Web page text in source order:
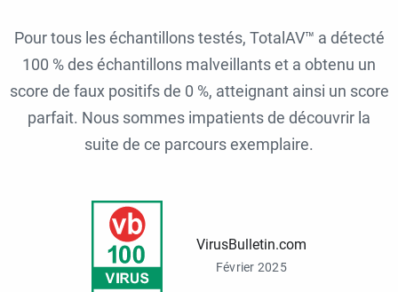
Pour tous les échantillons testés, TotalAV™ a détecté
100 % des échantillons malveillants et a obtenu un
score de faux positifs de 0 %, atteignant ainsi un score
parfait. Nous sommes impatients de découvrir la
suite de ce parcours exemplaire.
VirusBulletin.com
Février 2025